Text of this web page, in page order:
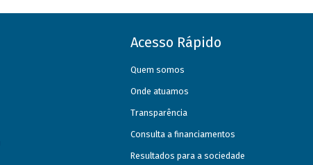
Acesso Rápido
Quem somos
Onde atuamos
Transparência
Consulta a financiamentos
Resultados para a sociedade